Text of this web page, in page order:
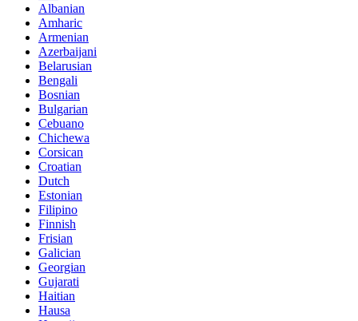
Albanian
Amharic
Armenian
Azerbaijani
Belarusian
Bengali
Bosnian
Bulgarian
Cebuano
Chichewa
Corsican
Croatian
Dutch
Estonian
Filipino
Finnish
Frisian
Galician
Georgian
Gujarati
Haitian
Hausa